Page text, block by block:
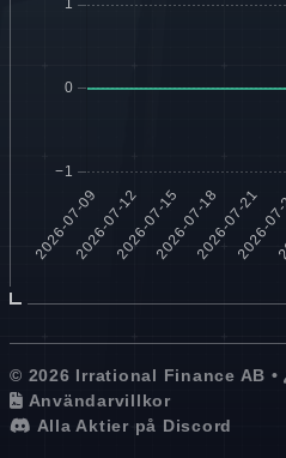
© 2026 Irrational Finance AB •
Användarvillkor
Alla Aktier på Discord